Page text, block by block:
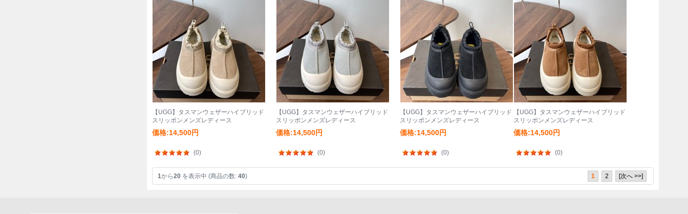
【UGG】タスマンウェザーハイブリッド
スリッポンメンズレディース
価格:14,500円
(0)
【UGG】タスマンウェザーハイブリッド
スリッポンメンズレディース
価格:14,500円
(0)
【UGG】タスマンウェザーハイブリッド
スリッポンメンズレディース
価格:14,500円
(0)
【UGG】タスマンウェザーハイブリッド
スリッポンメンズレディース
価格:14,500円
(0)
1から20 を表示中 (商品の数: 40) 1 2 [次へ >>]